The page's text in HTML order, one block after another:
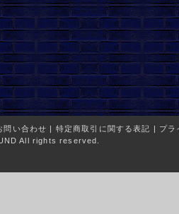
問い合わせ | 特定商取引に関する表記 | プラ
All rights reserved.